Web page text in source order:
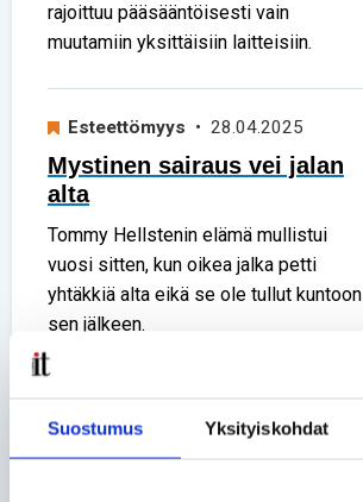
Suostumus Yksityiskohdat
rajoittuu pääsääntöisesti vain
muutamiin yksittäisiin laitteisiin.
Esteettömyys • 28.04.2025
Mystinen sairaus vei jalan
alta
Tommy Hellstenin elämä mullistui
vuosi sitten, kun oikea jalka petti
yhtäkkiä alta eikä se ole tullut kuntoon
sen jälkeen.